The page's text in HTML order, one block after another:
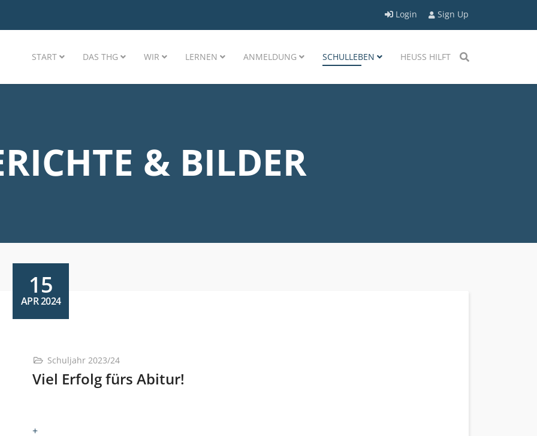
Login Sign Up
START DAS THG WIR LERNEN ANMELDUNG SCHULLEBEN HEUSS HILFT
& BILDER
15
APR 2024
Schuljahr 2023/24
Viel Erfolg fürs Abitur!
+